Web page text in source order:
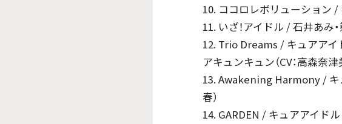
10. ココロレボリューション /
11. いざ！アイドル / 石井あみ
12. Trio Dreams / キュアアイド
アキュンキュン（CV：高森奈津
13. Awakening Harmony / キュ
春）
14. GARDEN / キュアアイドル